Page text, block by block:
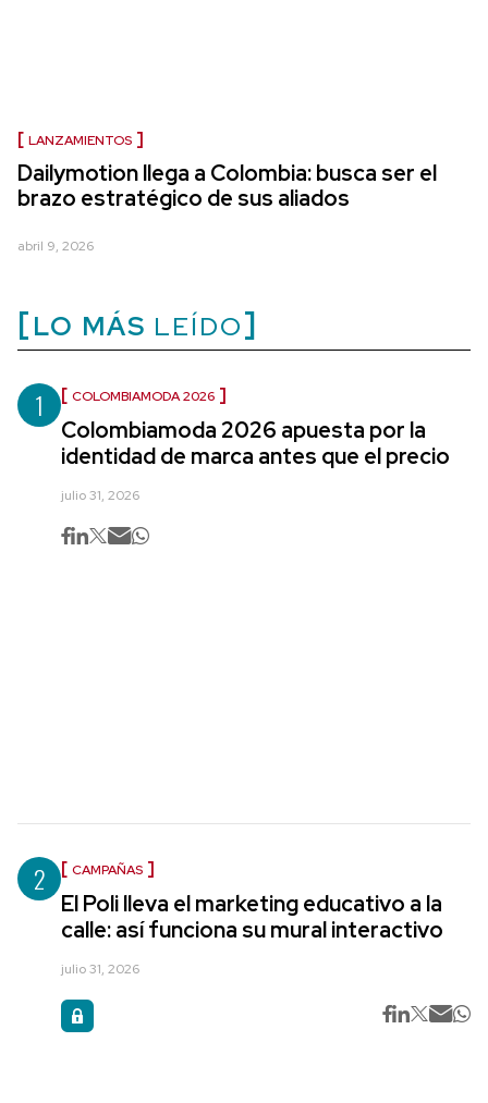
LANZAMIENTOS
Dailymotion llega a Colombia: busca ser el
brazo estratégico de sus aliados
abril 9, 2026
LO MÁS LEÍDO
1 COLOMBIAMODA 2026
Colombiamoda 2026 apuesta por la
identidad de marca antes que el precio
julio 31, 2026
2 CAMPAÑAS
El Poli lleva el marketing educativo a la
calle: así funciona su mural interactivo
julio 31, 2026